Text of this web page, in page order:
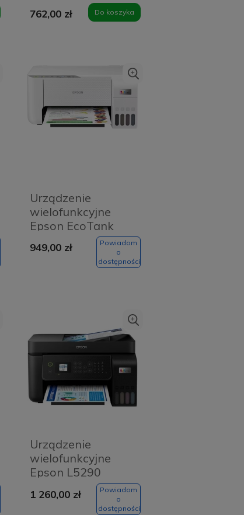
762,00 zł Do koszyka
Urządzenie
wielofunkcyjne
Epson EcoTank
949,00 zł
Powiadom
o
dostępności
Urządzenie
wielofunkcyjne
Epson L5290
(C11CJ65403)
1 260,00 zł
Powiadom
o
dostępności